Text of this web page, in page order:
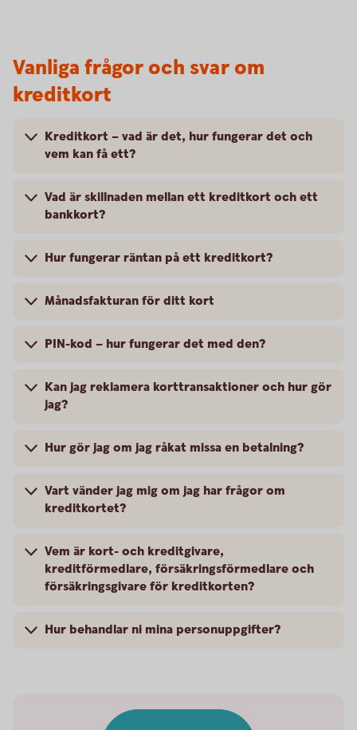
Vanliga frågor och svar om
kreditkort
Kreditkort – vad är det, hur fungerar det och
vem kan få ett?
Vad är skillnaden mellan ett kreditkort och ett
bankkort?
Hur fungerar räntan på ett kreditkort?
Månadsfakturan för ditt kort
PIN-kod – hur fungerar det med den?
Kan jag reklamera korttransaktioner och hur gör
jag?
Hur gör jag om jag råkat missa en betalning?
Vart vänder jag mig om jag har frågor om
kreditkortet?
Vem är kort- och kreditgivare,
kreditförmedlare, försäkringsförmedlare och
försäkringsgivare för kreditkorten?
Hur behandlar ni mina personuppgifter?